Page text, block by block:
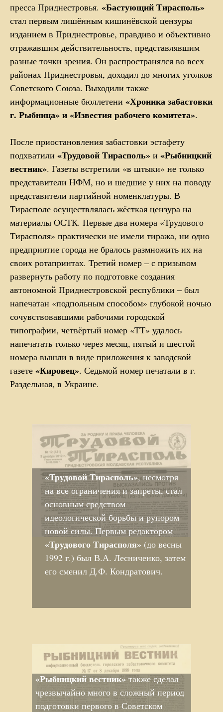
пресса Приднестровья. «Бастующий Тирасполь»
стал первым лишённым кишинёвской цензуры
изданием в Приднестровье, правдиво и объективно
отражавшим действительность, представлявшим
разные точки зрения. Он распространялся во всех
районах Приднестровья, доходил до многих уголков
Советского Союза. Выходили также
информационные бюллетени «Хроника забастовки
г. Рыбница» и «Известия рабочего комитета».
После приостановления забастовки эстафету
подхватили «Трудовой Тирасполь» и «Рыбницкий
вестник». Газеты встретили «в штыки» не только
представители НФМ, но и шедшие у них на поводу
представители партийной номенклатуры. В
Тирасполе осуществлялась жёсткая цензура на
материалы ОСТК. Первые два номера «Трудового
Тирасполя» практически не имели тиража, ни одно
предприятие города не бралось размножить их на
своих ротапринтах. Третий номер – с призывом
развернуть работу по подготовке создания
автономной Приднестровской республики – был
напечатан «подпольным способом» глубокой ночью
сочувствовавшими рабочими городской
типографии, четвёртый номер «ТТ» удалось
напечатать только через месяц, пятый и шестой
номера вышли в виде приложения к заводской
газете «Кировец». Седьмой номер печатали в г.
Раздельная, в Украине.
«Трудовой Тирасполь», несмотря
на все ограничения и запреты, стал
основным средством
идеологической борьбы и рупором
новой силы. Первым редактором
«Трудового Тирасполя» (до весны
1992 г.) был В.А. Лесниченко, затем
его сменил Д.Ф. Кондратович.
«Рыбницкий вестник»также сделал
чрезвычайно много в сложный период
подготовки первого в Советском